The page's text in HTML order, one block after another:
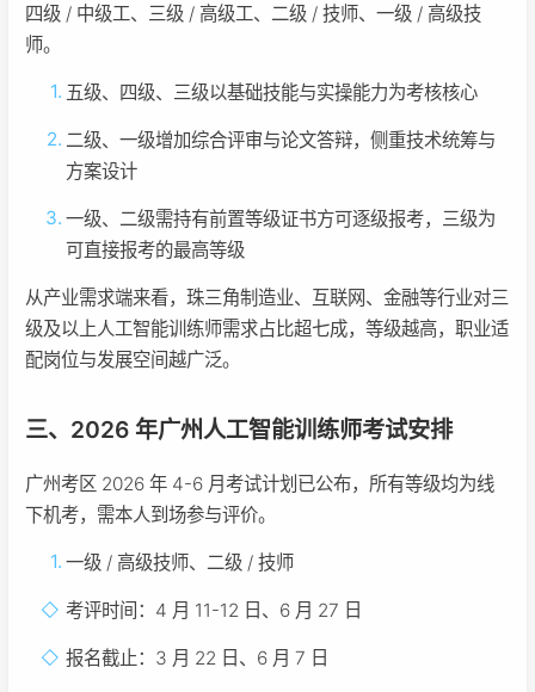
四级 / 中级工、三级 / 高级工、二级 / 技师、一级 / 高级技
师。
五级、四级、三级以基础技能与实操能力为考核核心
二级、一级增加综合评审与论文答辩，侧重技术统筹与
方案设计
一级、二级需持有前置等级证书方可逐级报考，三级为
可直接报考的最高等级
从产业需求端来看，珠三角制造业、互联网、金融等行业对三
级及以上人工智能训练师需求占比超七成，等级越高，职业适
配岗位与发展空间越广泛。
三、2026 年广州人工智能训练师考试安排
广州考区 2026 年 4-6 月考试计划已公布，所有等级均为线
下机考，需本人到场参与评价。
一级 / 高级技师、二级 / 技师
考评时间：4 月 11-12 日、6 月 27 日
报名截止：3 月 22 日、6 月 7 日